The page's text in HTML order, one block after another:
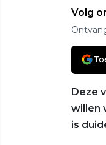
Volg
Deze
willen
is